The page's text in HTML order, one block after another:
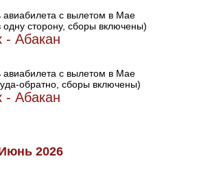
авиабилета с вылетом в Мае
одну сторону, сборы включены)
- Абакан
авиабилета с вылетом в Мае
обратно, сборы включены)
- Абакан
2026